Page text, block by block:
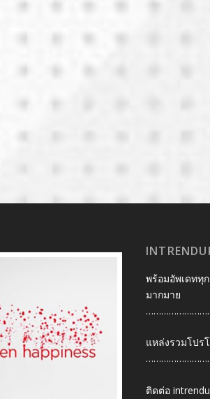
พร้อมอัพเดททุ
มากมาย
แหล่งรวมโปร
ติดต่อ